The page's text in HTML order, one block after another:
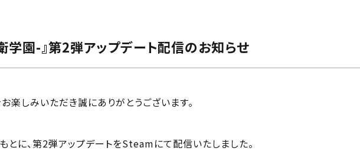
園-』第2弾アップデート配信のお知らせ
しみいただき誠にありがとうございます。
とに、第2弾アップデートをSteamにて配信いたしました。